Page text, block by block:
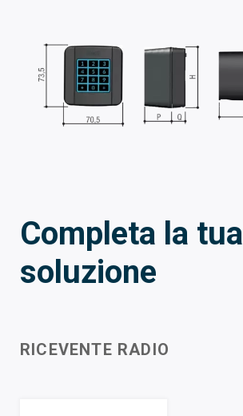
Completa la tua
soluzione
RICEVENTE RADIO